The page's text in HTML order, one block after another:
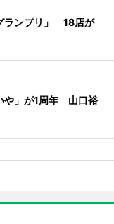
ランプリ」 18店が
や」が1周年 山口裕